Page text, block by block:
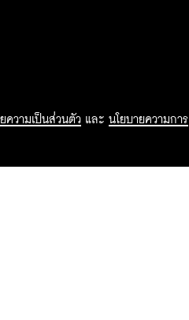
ความเป็นส่วนตัว และ นโยบายความการ